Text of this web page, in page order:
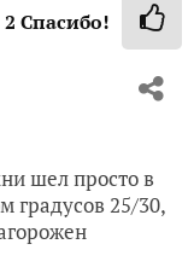
2 Спасибо!
шел просто в
градусов 25/30,